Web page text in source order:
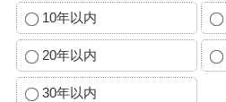
10年以内
20年以内
30年以内